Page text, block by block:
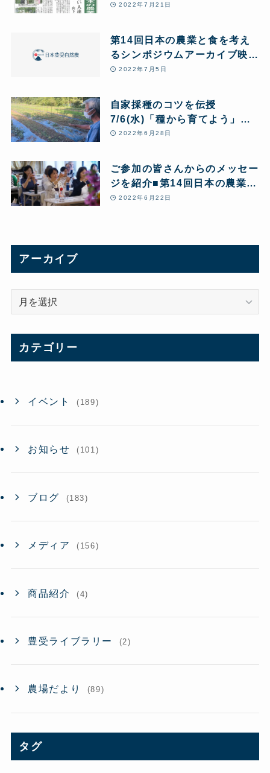
業と食を考えるシンポジウム」
2022年7月21日
第14回日本の農業と食を考え
るシンポジウムアーカイブ映像
公開中
2022年7月5日
自家採種のコツを伝授
7/6(水)「種から育てよう」ご
紹介
2022年6月28日
ご参加の皆さんからのメッセー
ジを紹介■第14回日本の農業と
食を考えるシンポジウム
2022年6月22日
アーカイブ
ブ
カテゴリー
イベント (189)
お知らせ (101)
ブログ (183)
メディア (156)
商品紹介 (4)
豊受ライブラリー (2)
農場だより (89)
タグ